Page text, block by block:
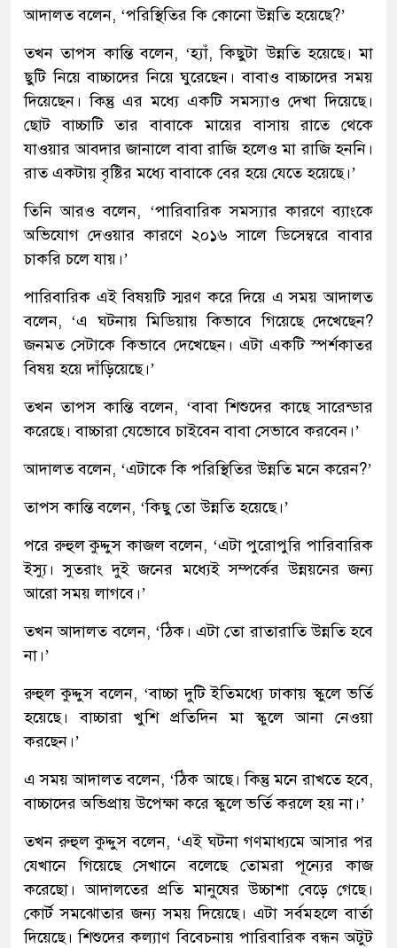
আদালত বলেন, ‘পরিস্থিতির কি কোনো উন্নতি হয়েছে?’
তখন তাপস কান্তি বলেন, ‘হ্যাঁ, কিছুটা উন্নতি হয়েছে। মা
ছুটি নিয়ে বাচ্চাদের নিয়ে ঘুরেছেন। বাবাও বাচ্চাদের সময়
দিয়েছেন। কিন্তু এর মধ্যে একটি সমস্যাও দেখা দিয়েছে।
ছোট বাচ্চাটি তার বাবাকে মায়ের বাসায় রাতে থেকে
যাওয়ার আবদার জানালে বাবা রাজি হলেও মা রাজি হননি।
রাত একটায় বৃষ্টির মধ্যে বাবাকে বের হয়ে যেতে হয়েছে।’
তিনি আরও বলেন, ‘পারিবারিক সমস্যার কারণে ব্যাংকে
অভিযোগ দেওয়ার কারণে ২০১৬ সালে ডিসেম্বরে বাবার
চাকরি চলে যায়।’
পারিবারিক এই বিষয়টি স্মরণ করে দিয়ে এ সময় আদালত
বলেন, ‘এ ঘটনায় মিডিয়ায় কিভাবে গিয়েছে দেখেছেন?
জনমত সেটাকে কিভাবে দেখেছেন। এটা একটি স্পর্শকাতর
বিষয় হয়ে দাঁড়িয়েছে।’
তখন তাপস কান্তি বলেন, ‘বাবা শিশুদের কাছে সারেন্ডার
করেছে। বাচ্চারা যেভোবে চাইবেন বাবা সেভাবে করবেন।’
আদালত বলেন, ‘এটাকে কি পরিস্থিতির উন্নতি মনে করেন?’
তাপস কান্তি বলেন, ‘কিছু তো উন্নতি হয়েছে।’
পরে রুহুল কুদ্দুস কাজল বলেন, ‘এটা পুরোপুরি পারিবারিক
ইস্যু। সুতরাং দুই জনের মধ্যেই সম্পর্কের উন্নয়নের জন্য
আরো সময় লাগবে।’
তখন আদালত বলেন, ‘ঠিক। এটা তো রাতারাতি উন্নতি হবে
না।’
রুহুল কুদ্দুস বলেন, ‘বাচ্চা দুটি ইতিমধ্যে ঢাকায় স্কুলে ভর্তি
হয়েছে। বাচ্চারা খুশি প্রতিদিন মা স্কুলে আনা নেওয়া
করছেন।’
এ সময় আদালত বলেন, ‘ঠিক আছে। কিন্তু মনে রাখতে হবে,
বাচ্চাদের অভিপ্রায় উপেক্ষা করে স্কুলে ভর্তি করলে হয় না।’
তখন রুহুল কুদ্দুস বলেন, ‘এই ঘটনা গণমাধ্যমে আসার পর
যেখানে গিয়েছে সেখানে বলেছে তোমরা পূন্যের কাজ
করেছো। আদালতের প্রতি মানুষের উচ্চাশা বেড়ে গেছে।
কোর্ট সমঝোতার জন্য সময় দিয়েছে। এটা সর্বমহলে বার্তা
দিয়েছে। শিশুদের কল্যাণ বিবেচনায় পারিবারিক বন্ধন অটুট